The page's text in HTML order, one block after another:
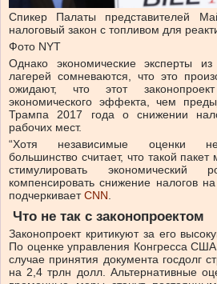
Спикер Палаты представителей
налоговый закон с топливом для
Фото NYT
Однако экономические эксперты из
лагерей сомневаются, что это
ожидают, что этот
экономического эффекта, чем
Трампа 2017 года о снижении
рабочих мест.
“Хотя независимые оценки
большинство считает, что такой
стимулировать
компенсировать снижение налогов
подчеркивает CNN
Что не так с законопроектом
Законопроект критикуют за его
По оценке управления Конгресса
случае принятия документа госдолг
на 2,4 трлн долл. Альтернативные